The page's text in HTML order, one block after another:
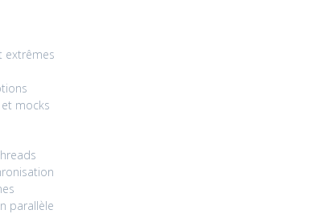
extrêmes
mocks
parallèle